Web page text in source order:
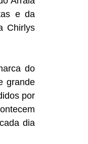
e da
Chirlys
do
grande
por
dia